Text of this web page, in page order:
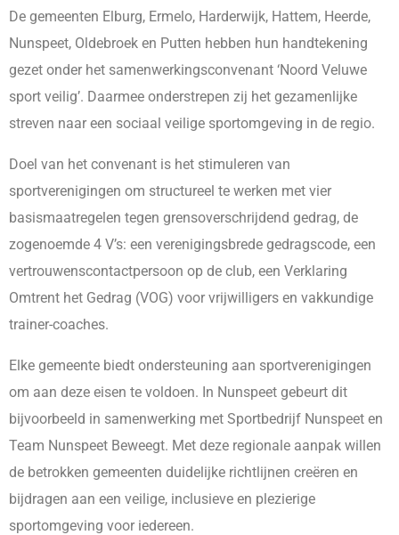
De gemeenten Elburg, Ermelo, Harderwijk, Hattem, Heerde,
Nunspeet, Oldebroek en Putten hebben hun handtekening
gezet onder het samenwerkingsconvenant ‘Noord Veluwe
sport veilig’. Daarmee onderstrepen zij het gezamenlijke
streven naar een sociaal veilige sportomgeving in de regio.
Doel van het convenant is het stimuleren van
sportverenigingen om structureel te werken met vier
basismaatregelen tegen grensoverschrijdend gedrag, de
zogenoemde 4 V’s: een verenigingsbrede gedragscode, een
vertrouwenscontactpersoon op de club, een Verklaring
Omtrent het Gedrag (VOG) voor vrijwilligers en vakkundige
trainer-coaches.
Elke gemeente biedt ondersteuning aan sportverenigingen
om aan deze eisen te voldoen. In Nunspeet gebeurt dit
bijvoorbeeld in samenwerking met Sportbedrijf Nunspeet en
Team Nunspeet Beweegt. Met deze regionale aanpak willen
de betrokken gemeenten duidelijke richtlijnen creëren en
bijdragen aan een veilige, inclusieve en plezierige
sportomgeving voor iedereen.